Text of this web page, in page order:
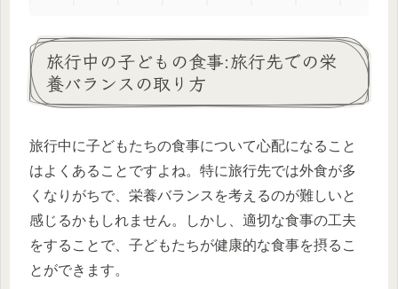
旅行中の子どもの食事:旅行先での栄
養バランスの取り方
旅行中に子どもたちの食事について心配になること
はよくあることですよね。特に旅行先では外食が多
くなりがちで、栄養バランスを考えるのが難しいと
感じるかもしれません。しかし、適切な食事の工夫
をすることで、子どもたちが健康的な食事を摂るこ
とができます。